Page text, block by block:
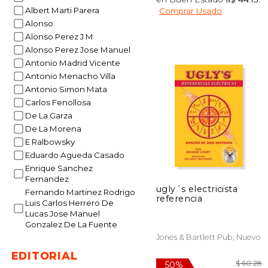
Albert Marti Parera
Alonso
Alonso Perez J M
Alonso Perez Jose Manuel
Antonio Madrid Vicente
Antonio Menacho Villa
Antonio Simon Mata
Carlos Fenollosa
De La Garza
De La Morena
E Ralbowsky
Eduardo Agueda Casado
Enrique Sanchez
Fernandez
Fernando Martinez Rodrigo
Luis Carlos Herrero De
Lucas Jose Manuel
Gonzalez De La Fuente
EDITORIAL
50%
dcto.
Comprar Usado
ugly´s electricista
referencia
Jones & Bartlett Pub, Nuevo